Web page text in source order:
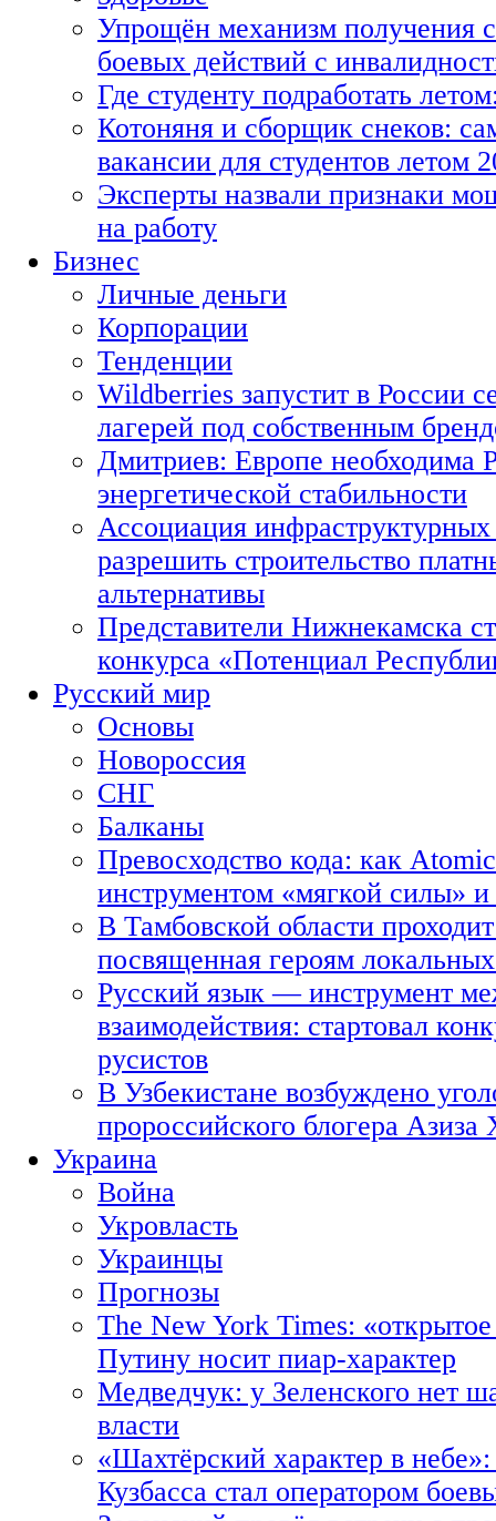
Упрощён механизм получения
боевых действий с
Где студенту подработать
Котоняня и сборщик снеков:
вакансии для студентов летом
Эксперты назвали признаки
на работу
Бизнес
Личные деньги
Корпорации
Тенденции
Wildberries запустит в России
лагерей под собственным
Дмитриев: Европе необходима
энергетической стабильности
Ассоциация
разрешить строительство
альтернативы
Представители Нижнекамска
конкурса «Потенциал
Русский мир
Основы
Новороссия
СНГ
Балканы
Превосходство кода: как
инструментом «мягкой силы» и
В Тамбовской области
посвященная героям
Русский язык — инструмент
взаимодействия: стартовал
русистов
В Узбекистане возбуждено
пророссийского блогера Азиза
Украина
Война
Укровласть
Украинцы
Прогнозы
The New York Times:
Путину носит пиар-характер
Медведчук: у Зеленского нет
власти
«Шахтёрский характер в
Кузбасса стал оператором